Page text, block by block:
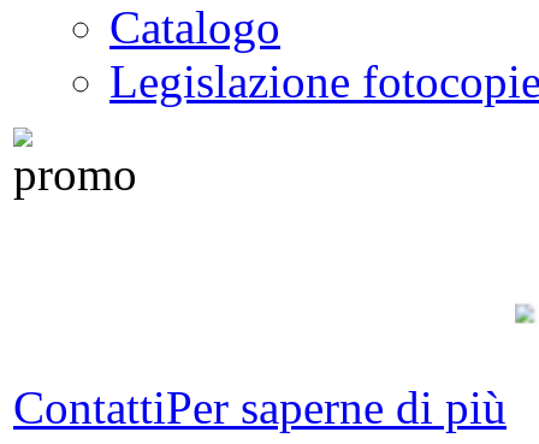
Catalogo
Legislazione
ContattiPer saperne di più